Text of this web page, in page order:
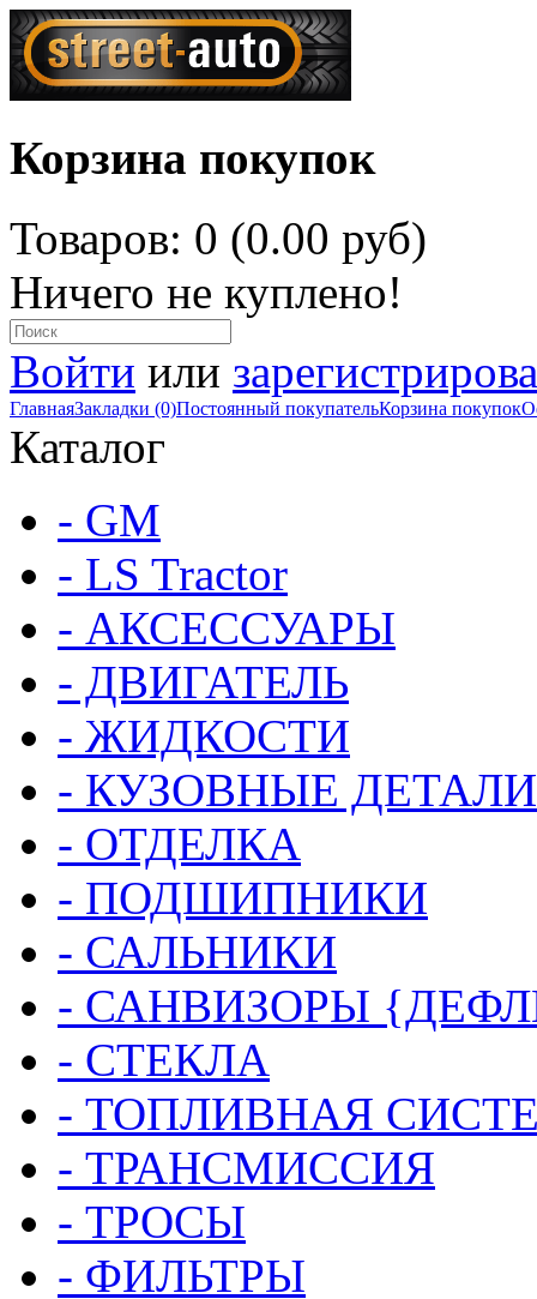
Корзина покупок
Товаров: 0 (0.00 руб)
Ничего не куплено!
Войти или
ГлавнаяЗакладки (0)Постоянный покупательКорзина покупок
Каталог
- GM
- LS Tractor
- АКСЕССУАРЫ
- ДВИГАТЕЛЬ
- ЖИДКОСТИ
- КУЗОВНЫЕ ДЕТАЛИ
- ОТДЕЛКА
- ПОДШИПНИКИ
- САЛЬНИКИ
- САНВИЗОРЫ
- СТЕКЛА
- ТОПЛИВНАЯ
- ТРАНСМИССИЯ
- ТРОСЫ
- ФИЛЬТРЫ